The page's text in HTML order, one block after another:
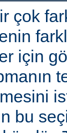
çok
için
bu